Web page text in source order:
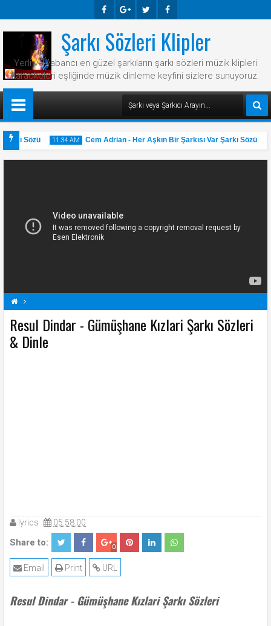
Ook E-
Plus
R Ook
Şarkı Sözleri Klipler
Yerli ve yabancı en güzel şarkıların şarkı sözleri müzik klipleri
karaokeleri eşliğinde müzik dinleme keyfini sizlere sunuyoruz.
Sözü 11:34 AM
31 2025
Cem Adrian - Her Aşkın Bir Şarkısı Var Şarkı Sözü
Gümüşhane Kızlari Şarkı Sözleri Resul Dindar Şarkı Sözleri Şarkı Sözleri
Resul Dindar - Gümüşhane Kızlari Şarkı Sözleri
& Dinle
lyrics 05:58:00
Share to: 0
URL
Print
Email
Resul Dindar - Gümüşhane Kızlari Şarkı Sözleri